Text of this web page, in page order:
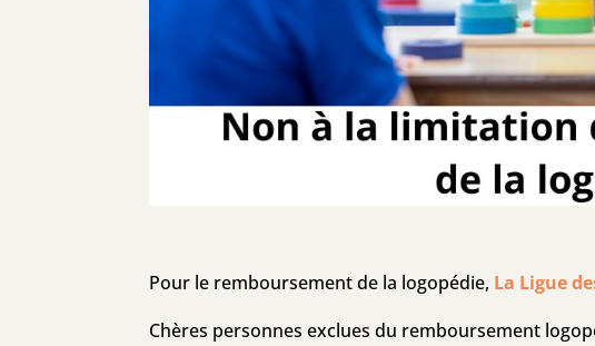
Pour le remboursement de la logopédie, La Ligue
Chères personnes exclues du remboursement